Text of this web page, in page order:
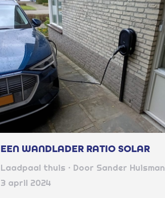
EEN WANDLADER RATIO SOLAR
Laadpaal thuis Door Sander Huisman
3 april 2024